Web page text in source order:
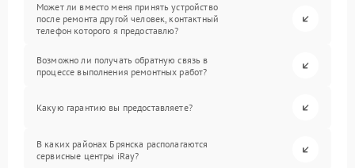
Может ли вместо меня принять устройство
после ремонта другой человек, контактный
телефон которого я предоставлю?
Возможно ли получать обратную связь в
процессе выполнения ремонтных работ?
Какую гарантию вы предоставляете?
В каких районах Брянска располагаются
сервисные центры iRay?